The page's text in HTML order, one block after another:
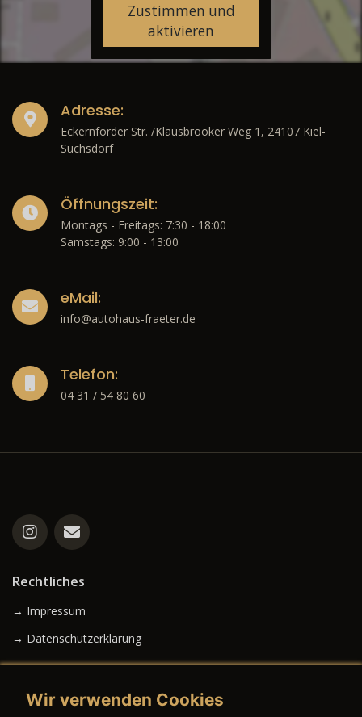
Zustimmen und
aktivieren
Adresse:
Eckernförder Str. /Klausbrooker Weg 1, 24107 Kiel-
Suchsdorf
Öffnungszeit:
Montags - Freitags: 7:30 - 18:00
Samstags: 9:00 - 13:00
eMail:
info@autohaus-fraeter.de
Telefon:
04 31 / 54 80 60
Rechtliches
→ Impressum
→ Datenschutzerklärung
Wir verwenden Cookies